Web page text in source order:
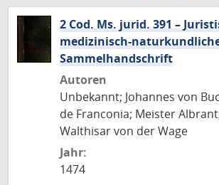
2 Cod. Ms. jurid. 391 –
medizinisch-
Sammelhandschrift
Autoren
Unbekannt; Johannes von
de Franconia; Meister
Walthisar von der Wage
Jahr:
1474